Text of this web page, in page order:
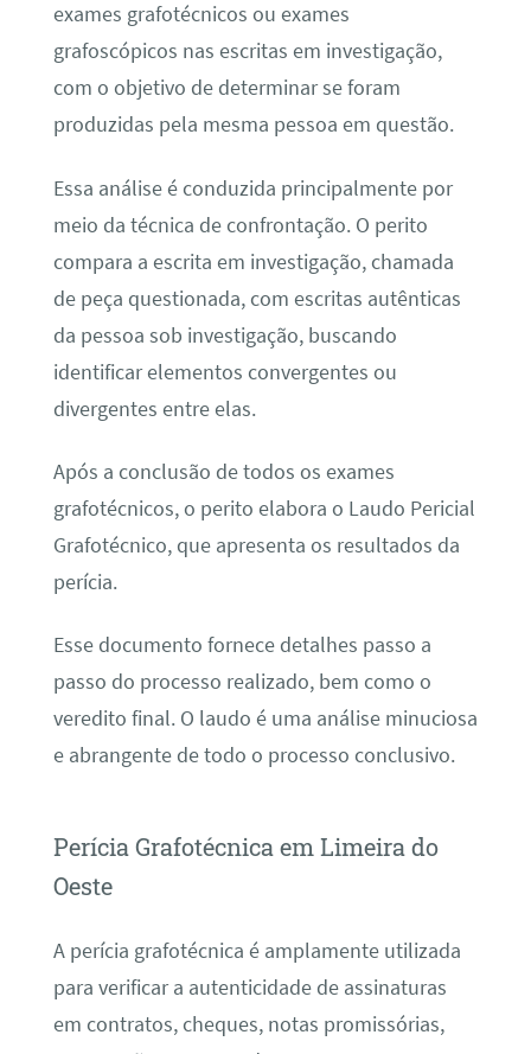
exames grafotécnicos ou exames
grafoscópicos nas escritas em investigação,
com o objetivo de determinar se foram
produzidas pela mesma pessoa em questão.
Essa análise é conduzida principalmente por
meio da técnica de confrontação. O perito
compara a escrita em investigação, chamada
de peça questionada, com escritas autênticas
da pessoa sob investigação, buscando
identificar elementos convergentes ou
divergentes entre elas.
Após a conclusão de todos os exames
grafotécnicos, o perito elabora o Laudo Pericial
Grafotécnico, que apresenta os resultados da
perícia.
Esse documento fornece detalhes passo a
passo do processo realizado, bem como o
veredito final. O laudo é uma análise minuciosa
e abrangente de todo o processo conclusivo.
Perícia Grafotécnica em Limeira do
Oeste
A perícia grafotécnica é amplamente utilizada
para verificar a autenticidade de assinaturas
em contratos, cheques, notas promissórias,